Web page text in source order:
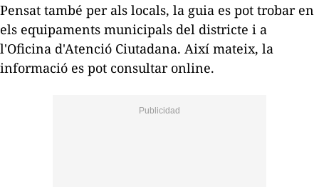
Pensat també per als locals, la guia es pot trobar en
els equipaments municipals del districte i a
l'Oficina d'Atenció Ciutadana. Així mateix, la
informació es pot consultar online.